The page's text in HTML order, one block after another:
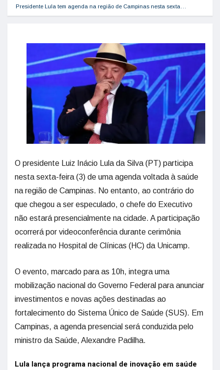
Presidente Lula tem agenda na região de Campinas nesta sexta…
O presidente Luiz Inácio Lula da Silva (PT) participa
nesta sexta-feira (3) de uma agenda voltada à saúde
na região de Campinas. No entanto, ao contrário do
que chegou a ser especulado, o chefe do Executivo
não estará presencialmente na cidade. A participação
ocorrerá por videoconferência durante cerimônia
realizada no Hospital de Clínicas (HC) da Unicamp.
O evento, marcado para as 10h, integra uma
mobilização nacional do Governo Federal para anunciar
investimentos e novas ações destinadas ao
fortalecimento do Sistema Único de Saúde (SUS). Em
Campinas, a agenda presencial será conduzida pelo
ministro da Saúde, Alexandre Padilha.
Lula lança programa nacional de inovação em saúde